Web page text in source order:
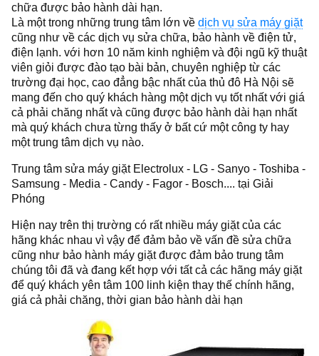
chữa được bảo hành dài hạn.
Là một trong những trung tâm lớn về dịch vụ sửa máy giặt
cũng như về các dịch vụ sửa chữa, bảo hành về điện tử,
điện lạnh. với hơn 10 năm kinh nghiệm và đội ngũ kỹ thuật
viên giỏi được đào tạo bài bản, chuyên nghiệp từ các
trường đại học, cao đẳng bậc nhất của thủ đô Hà Nội sẽ
mang đến cho quý khách hàng một dịch vụ tốt nhất với giá
cả phải chăng nhất và cũng được bảo hành dài hạn nhất
mà quý khách chưa từng thấy ở bất cứ một công ty hay
một trung tâm dịch vụ nào.
Trung tâm sửa máy giặt Electrolux - LG - Sanyo - Toshiba -
Samsung - Media - Candy - Fagor - Bosch.... tại Giải
Phóng
Hiện nay trên thị trường có rất nhiều máy giặt của các
hãng khác nhau vì vậy để đảm bảo về vấn đề sửa chữa
cũng như bảo hành máy giặt được đảm bảo trung tâm
chúng tôi đã và đang kết hợp với tất cả các hãng máy giặt
để quý khách yên tâm 100 linh kiện thay thế chính hãng,
giá cả phải chăng, thời gian bảo hành dài hạn